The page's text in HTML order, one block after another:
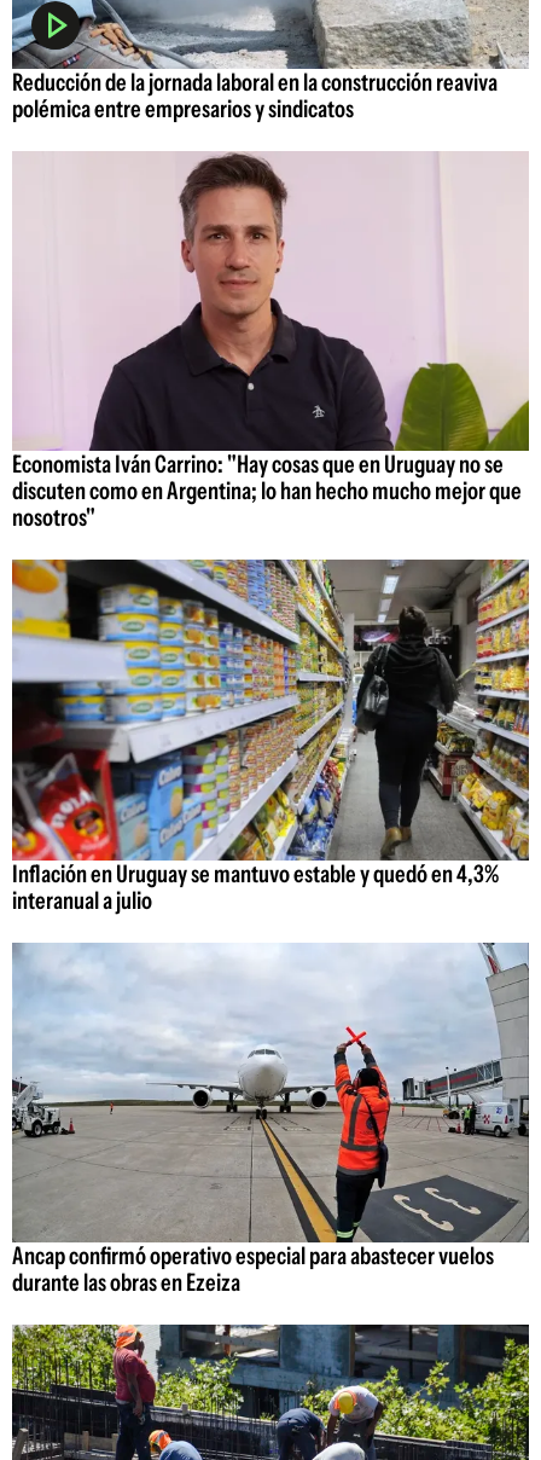
Reducción de la jornada laboral en la construcción reaviva
polémica entre empresarios y sindicatos
Economista Iván Carrino: "Hay cosas que en Uruguay no se
discuten como en Argentina; lo han hecho mucho mejor que
nosotros"
Inflación en Uruguay se mantuvo estable y quedó en 4,3%
interanual a julio
Ancap confirmó operativo especial para abastecer vuelos
durante las obras en Ezeiza